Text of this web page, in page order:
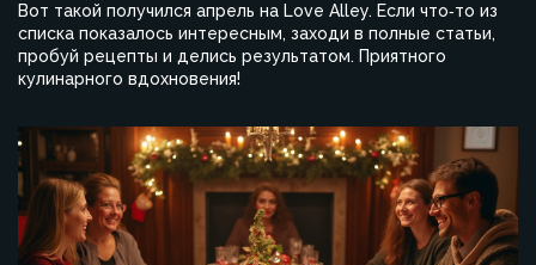
Вот такой получился апрель на Love Alley. Если что‑то из
списка показалось интересным, заходи в полные статьи,
пробуй рецепты и делись результатом. Приятного
кулинарного вдохновения!